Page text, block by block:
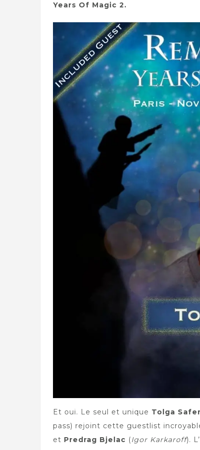
Years Of Magic 2.
Et oui. Le seul et unique Tolga Safer
pass) rejoint cette guestlist
et Predrag Bjelac (Igor Karkaroff).